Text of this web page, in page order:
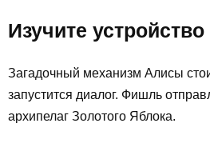
Изучите устройство
Загадочный механизм Алисы
запустится диалог. Фишль
архипелаг Золотого Яблока.